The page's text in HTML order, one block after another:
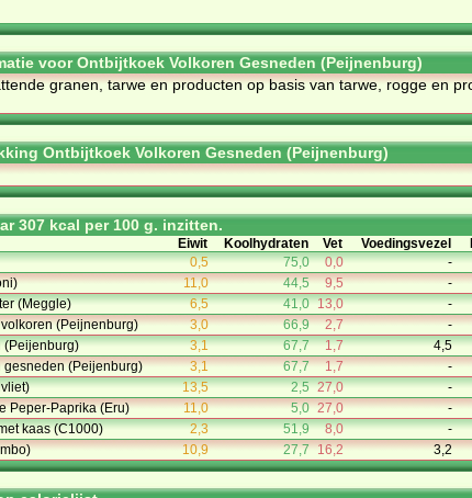
voor Ontbijtkoek Volkoren Gesneden (Peijnenburg)
granen, tarwe en producten op basis van tarwe, rogge en
Ontbijtkoek Volkoren Gesneden (Peijnenburg)
307 kcal per 100 g. inzitten.
Eiwit Koolhydraten Vet Voedingsvezel
0,5 75,0 0,0 -
11,0 44,5 9,5 -
(Meggle)
6,5 41,0 13,0 -
(Peijnenburg)
3,0 66,9 2,7 -
(Peijenburg)
3,1 67,7 1,7 4,5
gesneden (Peijenburg)
3,1 67,7 1,7 -
13,5 2,5 27,0 -
Peper-Paprika (Eru)
11,0 5,0 27,0 -
kaas (C1000)
2,3 51,9 8,0 -
10,9 27,7 16,2 3,2